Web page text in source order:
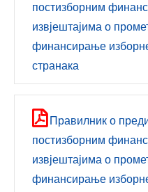
постизборним
извјештајима о
финансирање
странака
Правилник о
постизборним
извјештајима о
финансирање